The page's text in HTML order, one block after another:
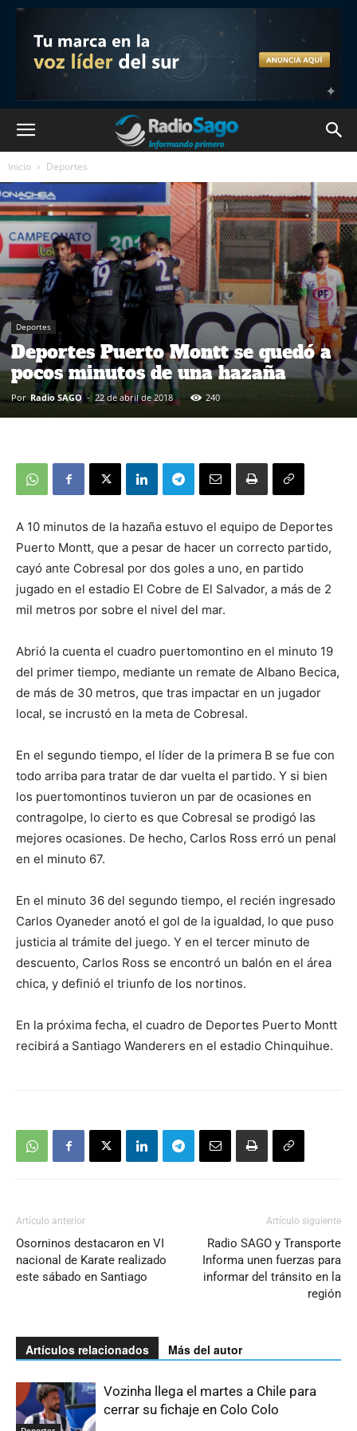
Inicio Deportes
Deportes
Deportes Puerto Montt se quedó a
pocos minutos de una hazaña
Por Radio SAGO - 22 de abril de 2018 240
A 10 minutos de la hazaña estuvo el equipo de Deportes
Puerto Montt, que a pesar de hacer un correcto partido,
cayó ante Cobresal por dos goles a uno, en partido
jugado en el estadio El Cobre de El Salvador, a más de 2
mil metros por sobre el nivel del mar.
Abrió la cuenta el cuadro puertomontino en el minuto 19
del primer tiempo, mediante un remate de Albano Becica,
de más de 30 metros, que tras impactar en un jugador
local, se incrustó en la meta de Cobresal.
En el segundo tiempo, el líder de la primera B se fue con
todo arriba para tratar de dar vuelta el partido. Y si bien
los puertomontinos tuvieron un par de ocasiones en
contragolpe, lo cierto es que Cobresal se prodigó las
mejores ocasiones. De hecho, Carlos Ross erró un penal
en el minuto 67.
En el minuto 36 del segundo tiempo, el recién ingresado
Carlos Oyaneder anotó el gol de la igualdad, lo que puso
justicia al trámite del juego. Y en el tercer minuto de
descuento, Carlos Ross se encontró un balón en el área
chica, y definió el triunfo de los nortinos.
En la próxima fecha, el cuadro de Deportes Puerto Montt
recibirá a Santiago Wanderers en el estadio Chinquihue.
Artículo anterior
Osorninos destacaron en VI
nacional de Karate realizado
este sábado en Santiago
Artículo siguiente
Radio SAGO y Transporte
Informa unen fuerzas para
informar del tránsito en la
región
Artículos relacionados Más del autor
Vozinha llega el martes a Chile para
cerrar su fichaje en Colo Colo